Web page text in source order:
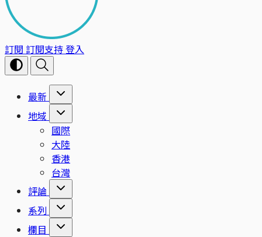
訂閱 訂閱支持登入
最新
地域
國際
大陸
香港
台灣
評論
系列
欄目